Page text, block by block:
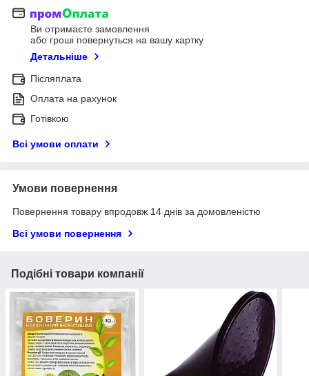
Ви отримаєте замовлення
або гроші повернуться на вашу картку
Детальніше
Післяплата
Оплата на рахунок
Готівкою
Всі умови оплати
Умови повернення
Повернення товару впродовж 14 днів за домовленістю
Всі умови повернення
Подібні товари компанії